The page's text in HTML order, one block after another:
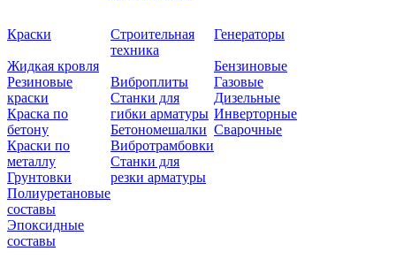
Краски
Жидкая кровля
Резиновые
краски
Краска по
бетону
Краски по
металлу
Грунтовки
Полиуретановые
составы
Эпоксидные
составы
Строительная
техника
Виброплиты
Станки для
гибки арматуры
Бетономешалки
Вибротрамбовки
Станки для
резки арматуры
Генераторы
Бензиновые
Газовые
Дизельные
Инверторные
Сварочные